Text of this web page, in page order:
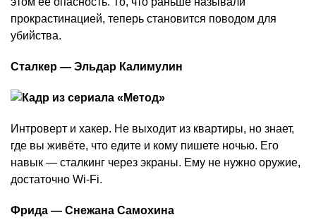
прокрастинацией, теперь становится поводом для
убийства.
Сталкер — Эльдар Калимулин
Интроверт и хакер. Не выходит из квартиры, но знает,
где вы живёте, что едите и кому пишете ночью. Его
навык — сталкинг через экраны. Ему не нужно оружие,
достаточно Wi-Fi.
Фрида — Снежана Самохина